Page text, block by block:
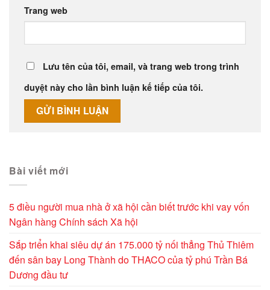
Trang web
Lưu tên của tôi, email, và trang web trong trình
duyệt này cho lần bình luận kế tiếp của tôi.
Bài viết mới
5 điều người mua nhà ở xã hội cần biết trước khi vay vốn
Ngân hàng Chính sách Xã hội
Sắp triển khai siêu dự án 175.000 tỷ nối thẳng Thủ Thiêm
đến sân bay Long Thành do THACO của tỷ phú Trần Bá
Dương đầu tư